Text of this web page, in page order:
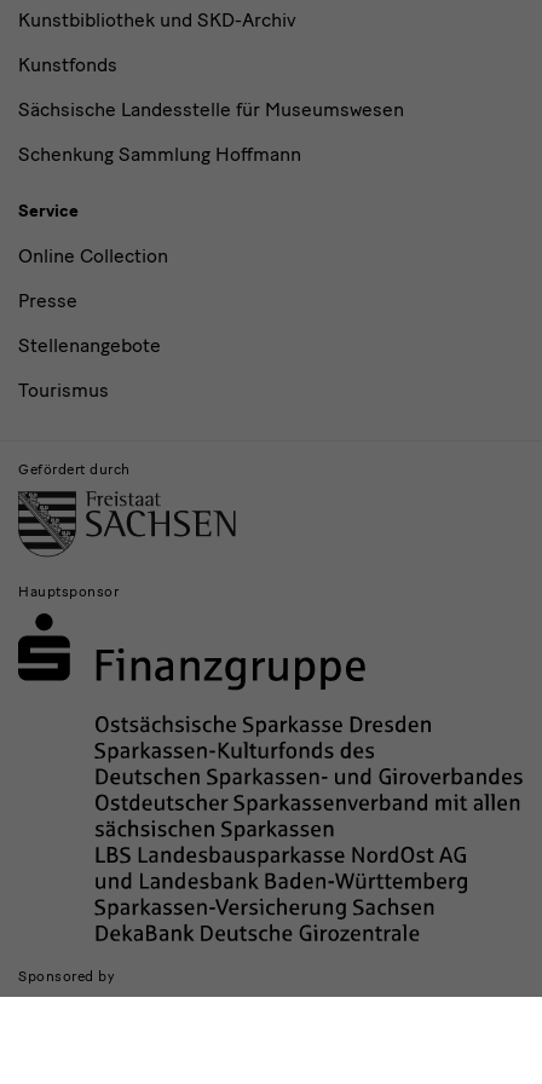
Kunstbibliothek und SKD-Archiv
Kunstfonds
Sächsische Landesstelle für Museumswesen
Schenkung Sammlung Hoffmann
Service
Online Collection
Presse
Stellenangebote
Tourismus
Gefördert durch
Hauptsponsor
Sponsored by